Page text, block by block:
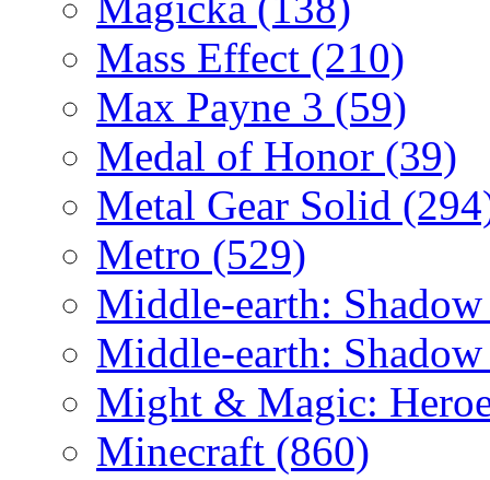
Mass Effect (210)
Max Payne 3 (59)
Medal of Honor (39)
Metal Gear Solid
Metro (529)
Middle-earth:
Middle-earth:
Might & Magic:
Minecraft (860)